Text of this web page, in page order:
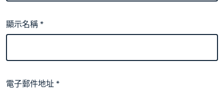
顯示名稱*
電子郵件地址*